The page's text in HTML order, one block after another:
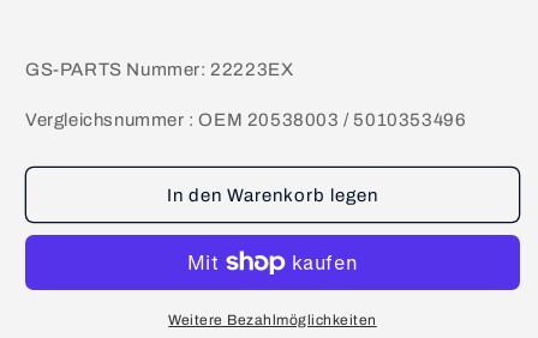
GS-PARTS Nummer: 22223EX
Vergleichsnummer : OEM 20538003 / 5010353496
In den Warenkorb legen
Weitere Bezahlmöglichkeiten